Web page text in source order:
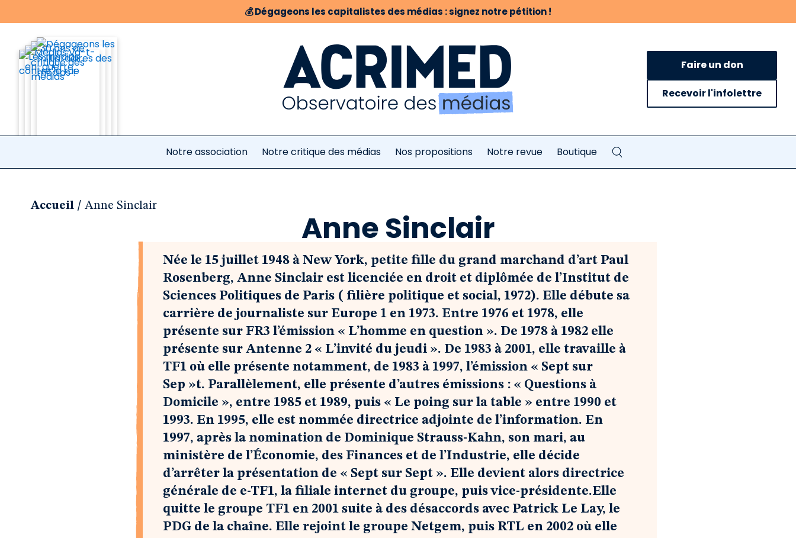
💰Dégageons les capitalistes des médias : signez notre pétition !
Faire un don
Recevoir l'infolettre
Notre association Notre critique des médias Nos propositions Notre revue Boutique
Accueil / Anne Sinclair
Anne Sinclair
Née le 15 juillet 1948 à New York, petite fille du grand marchand d’art Paul
Rosenberg, Anne Sinclair est licenciée en droit et diplômée de l’Institut de
Sciences Politiques de Paris ( filière politique et social, 1972). Elle débute sa
carrière de journaliste sur Europe 1 en 1973. Entre 1976 et 1978, elle
présente sur FR3 l’émission « L’homme en question ». De 1978 à 1982 elle
présente sur Antenne 2 « L’invité du jeudi ». De 1983 à 2001, elle travaille à
TF1 où elle présente notamment, de 1983 à 1997, l’émission « Sept sur
Sep »t. Parallèlement, elle présente d’autres émissions : « Questions à
Domicile », entre 1985 et 1989, puis « Le poing sur la table » entre 1990 et
1993. En 1995, elle est nommée directrice adjointe de l’information. En
1997, après la nomination de Dominique Strauss-Kahn, son mari, au
ministère de l’Économie, des Finances et de l’Industrie, elle décide
d’arrêter la présentation de « Sept sur Sept ». Elle devient alors directrice
générale de e-TF1, la filiale internet du groupe, puis vice-présidente.Elle
quitte le groupe TF1 en 2001 suite à des désaccords avec Patrick Le Lay, le
PDG de la chaîne. Elle rejoint le groupe Netgem, puis RTL en 2002 où elle